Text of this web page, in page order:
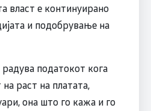
власт е континуирано
и подобрување на
податокот кога
раст на платата,
она што го кажа и го